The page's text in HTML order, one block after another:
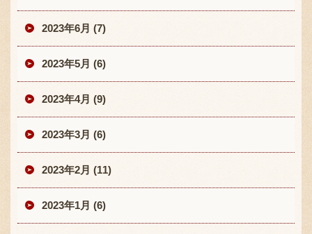
2023年6月 (7)
2023年5月 (6)
2023年4月 (9)
2023年3月 (6)
2023年2月 (11)
2023年1月 (6)